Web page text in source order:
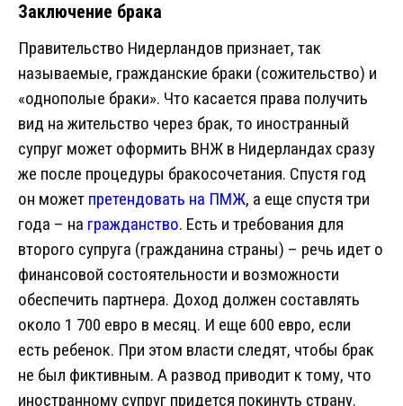
Заключение брака
Правительство Нидерландов признает, так
называемые, гражданские браки (сожительство) и
«однополые браки». Что касается права получить
вид на жительство через брак, то иностранный
супруг может оформить ВНЖ в Нидерландах сразу
же после процедуры бракосочетания. Спустя год
он может претендовать на ПМЖ, а еще спустя три
года – на гражданство. Есть и требования для
второго супруга (гражданина страны) – речь идет о
финансовой состоятельности и возможности
обеспечить партнера. Доход должен составлять
около 1 700 евро в месяц. И еще 600 евро, если
есть ребенок. При этом власти следят, чтобы брак
не был фиктивным. А развод приводит к тому, что
иностранному супруг придется покинуть страну.